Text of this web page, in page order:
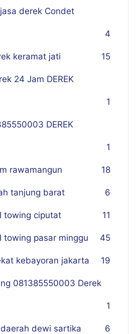
derek Condet
4
keramat jati 15
24 Jam DEREK
1
DEREK
1
rawamangun 18
tanjung barat 6
towing ciputat 11
towing pasar minggu 45
kebayoran jakarta 19
081385550003 Derek
1
dewi sartika 6